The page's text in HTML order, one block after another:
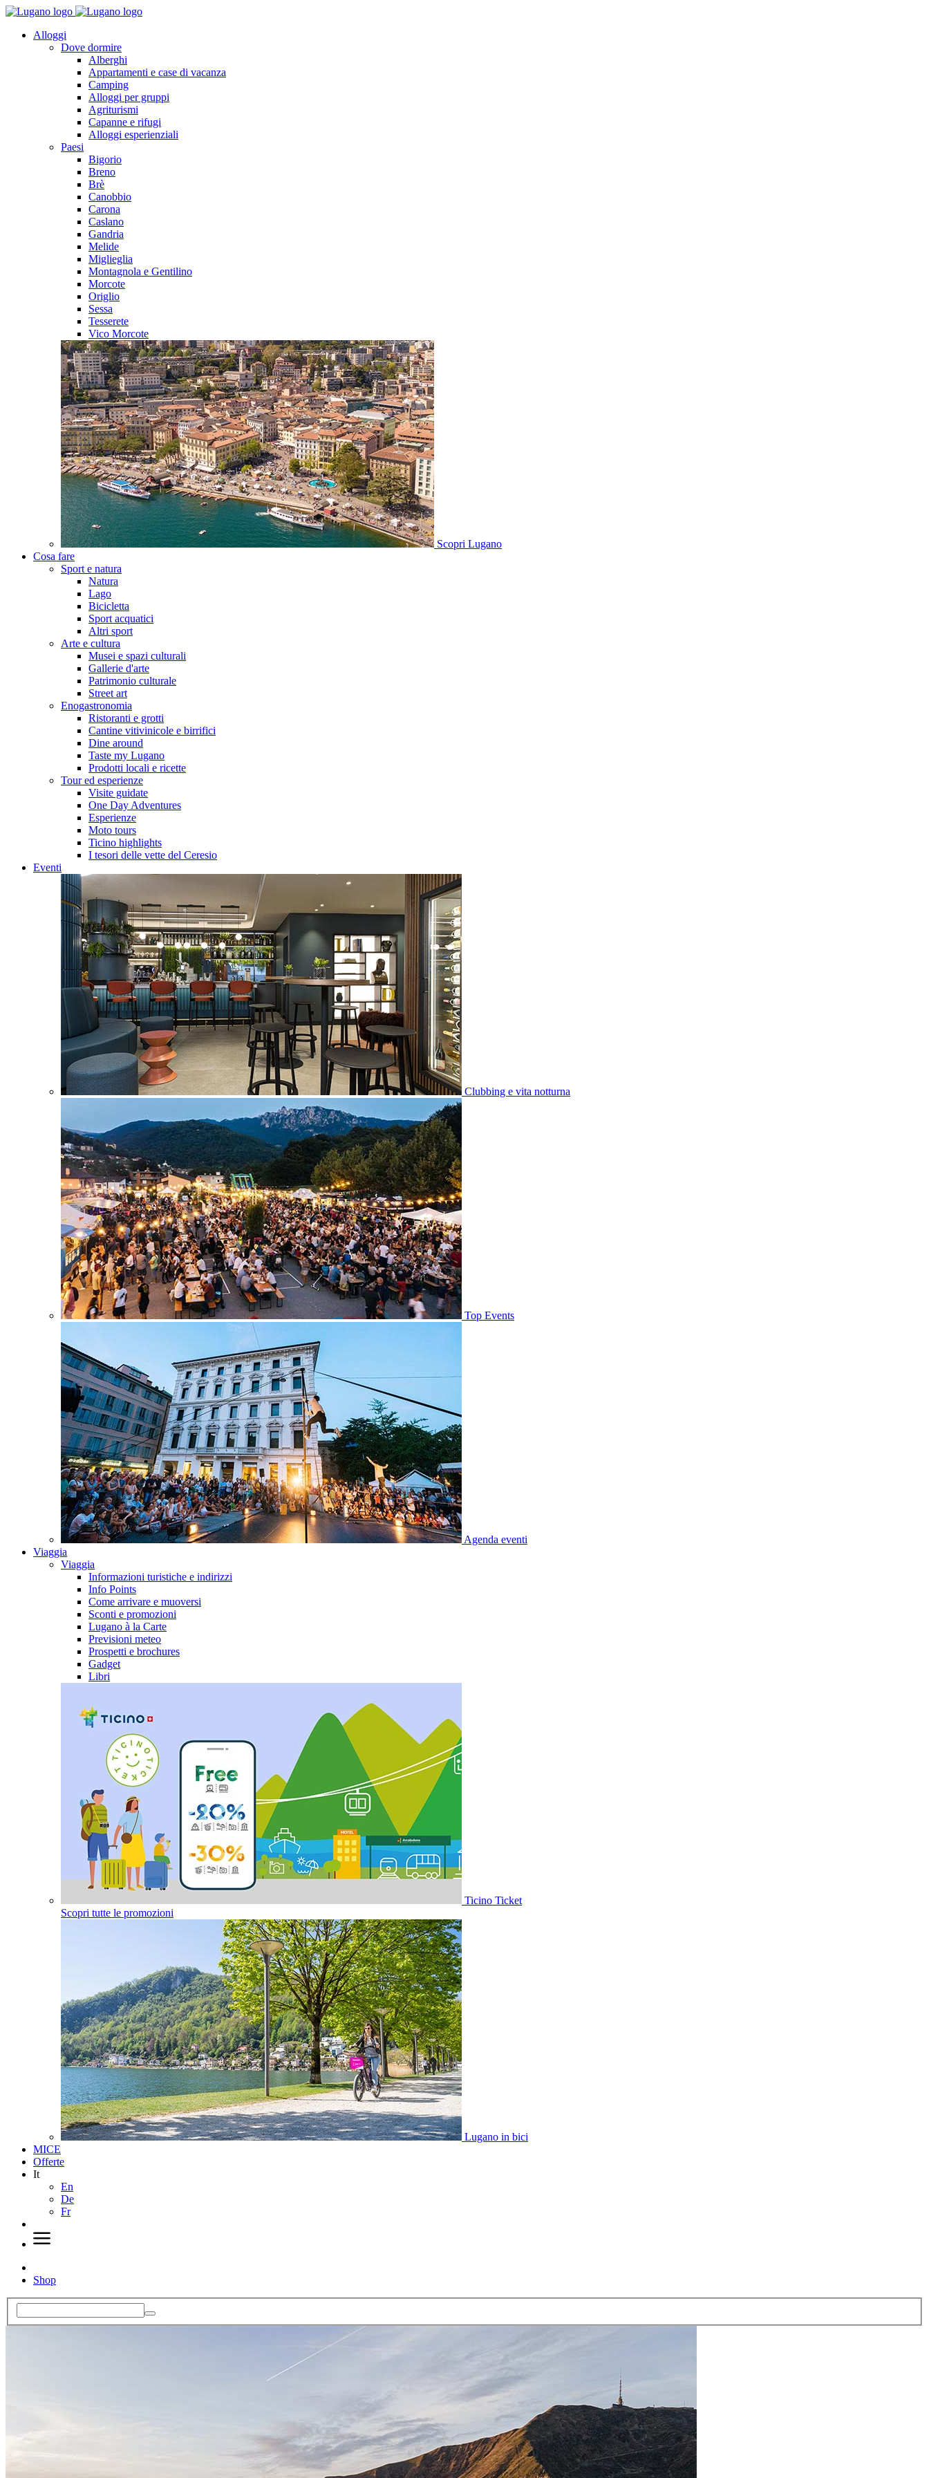
Alloggi
Dove dormire
Alberghi
Appartamenti e case di vacanza
Camping
Alloggi per gruppi
Agriturismi
Capanne e rifugi
Alloggi esperienziali
Paesi
Bigorio
Breno
Brè
Canobbio
Carona
Caslano
Gandria
Melide
Miglieglia
Montagnola e Gentilino
Morcote
Origlio
Sessa
Tesserete
Vico Morcote
Scopri Lugano
Cosa fare
Sport e natura
Natura
Lago
Bicicletta
Sport acquatici
Altri sport
Arte e cultura
Musei e spazi culturali
Gallerie d'arte
Patrimonio culturale
Street art
Enogastronomia
Ristoranti e grotti
Cantine vitivinicole e birrifici
Dine around
Taste my Lugano
Prodotti locali e ricette
Tour ed esperienze
Visite guidate
One Day Adventures
Esperienze
Moto tours
Ticino highlights
I tesori delle vette del Ceresio
Eventi
Clubbing e vita notturna
Top Events
Agenda eventi
Viaggia
Viaggia
Informazioni turistiche e indirizzi
Info Points
Come arrivare e muoversi
Sconti e promozioni
Lugano à la Carte
Previsioni meteo
Prospetti e brochures
Gadget
Libri
Ticino Ticket
Scopri tutte le promozioni
Lugano in bici
MICE
Offerte
It
En
De
Fr
Shop